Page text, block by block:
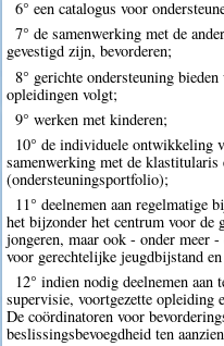
6° een catalogus voor
7° de samenwerking met de
gevestigd zijn, bevorderen;
8° gerichte ondersteuning
opleidingen volgt;
9° werken met kinderen;
10° de individuele ontwikkeling
samenwerking met de klastitularis
(ondersteuningsportfolio);
11° deelnemen aan regelmatige
het bijzonder het centrum voor de
jongeren, maar ook - onder meer
voor gerechtelijke jeugdbijstand
12° indien nodig deelnemen aan
supervisie, voortgezette opleiding
De coördinatoren voor
beslissingsbevoegdheid ten